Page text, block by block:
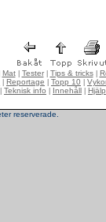
Mat| Tester| Tips & tricks|
Reportage Topp 10
Teknisk info Innehåll Hjälp
reserverade.